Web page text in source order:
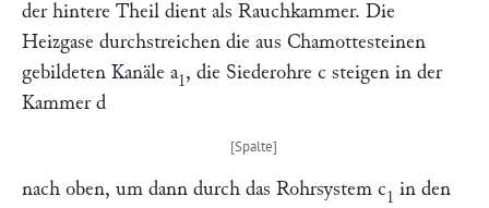
der hintere Theil dient als Rauchkammer. Die
Heizgase durchstreichen die aus Chamottesteinen
gebildeten Kanäle a1, die Siederohre c steigen in der
Kammer d
nach oben, um dann durch das Rohrsystem c1 in den